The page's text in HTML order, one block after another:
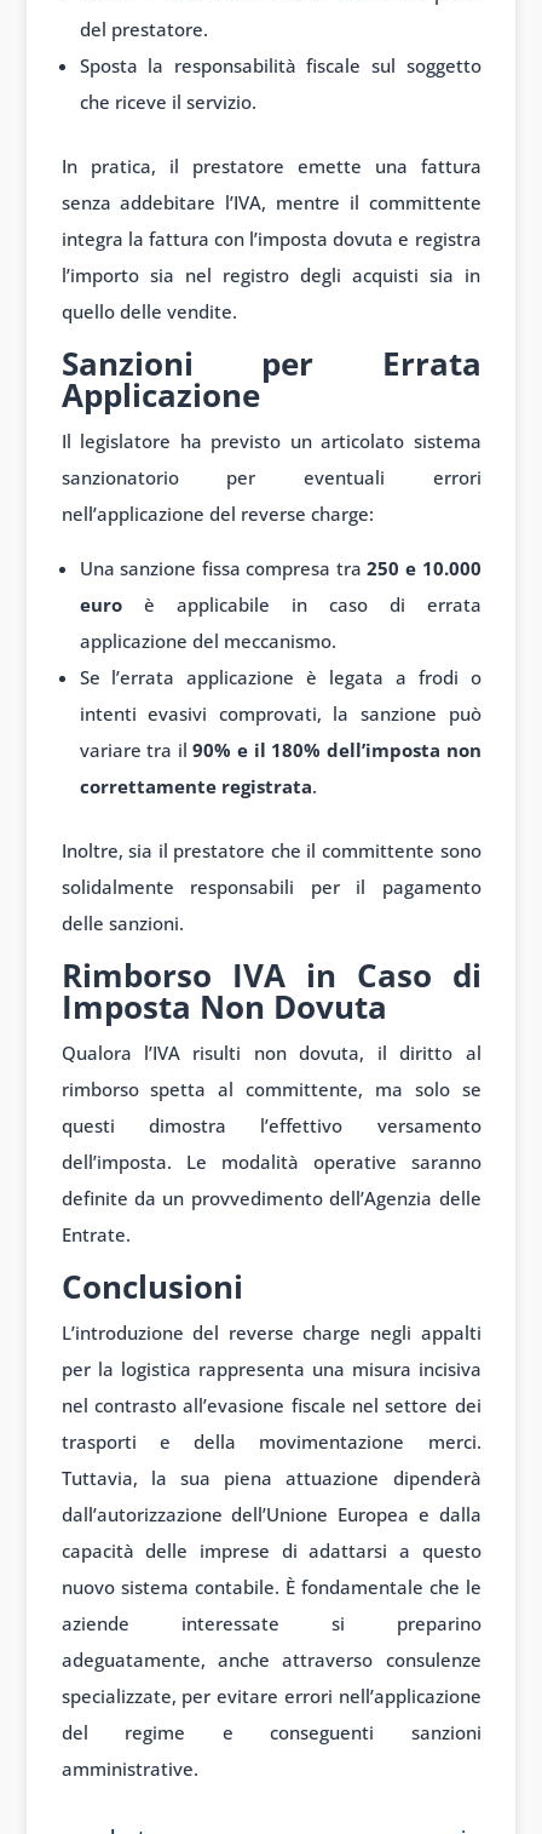
del prestatore.
Sposta la responsabilità fiscale sul soggetto
che riceve il servizio.
In pratica, il prestatore emette una fattura
senza addebitare l’IVA, mentre il committente
integra la fattura con l’imposta dovuta e registra
l’importo sia nel registro degli acquisti sia in
quello delle vendite.
Sanzioni per Errata
Applicazione
Il legislatore ha previsto un articolato sistema
sanzionatorio per eventuali errori
nell’applicazione del reverse charge:
Una sanzione fissa compresa tra250 e 10.000
euroè applicabile in caso di errata
applicazione del meccanismo.
Se l’errata applicazione è legata a frodi o
intenti evasivi comprovati, la sanzione può
variare tra il90% e il 180% dell’imposta non
correttamente registrata.
Inoltre, sia il prestatore che il committente sono
solidalmente responsabili per il pagamento
delle sanzioni.
Rimborso IVA in Caso di
Imposta Non Dovuta
Qualora l’IVA risulti non dovuta, il diritto al
rimborso spetta al committente, ma solo se
questi dimostra l’effettivo versamento
dell’imposta. Le modalità operative saranno
definite da un provvedimento dell’Agenzia delle
Entrate.
Conclusioni
L’introduzione del reverse charge negli appalti
per la logistica rappresenta una misura incisiva
nel contrasto all’evasione fiscale nel settore dei
trasporti e della movimentazione merci.
Tuttavia, la sua piena attuazione dipenderà
dall’autorizzazione dell’Unione Europea e dalla
capacità delle imprese di adattarsi a questo
nuovo sistema contabile. È fondamentale che le
aziende interessate si preparino
adeguatamente, anche attraverso consulenze
specializzate, per evitare errori nell’applicazione
del regime e conseguenti sanzioni
amministrative.